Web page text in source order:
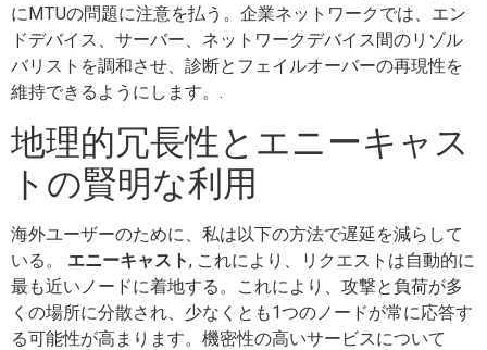
にMTUの問題に注意を払う。企業ネットワークでは、エン
ドデバイス、サーバー、ネットワークデバイス間のリゾル
バリストを調和させ、診断とフェイルオーバーの再現性を
維持できるようにします。.
地理的冗長性とエニーキャス
トの賢明な利用
海外ユーザーのために、私は以下の方法で遅延を減らして
いる。 エニーキャスト, これにより、リクエストは自動的に
最も近いノードに着地する。これにより、攻撃と負荷が多
くの場所に分散され、少なくとも1つのノードが常に応答す
る可能性が高まります。機密性の高いサービスについて